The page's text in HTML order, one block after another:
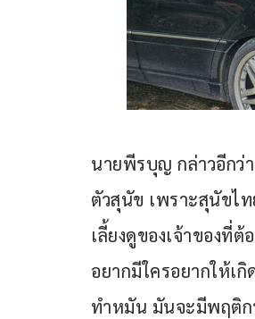
นายพีรบุญ กล่าวอีกว่
ตัวสุนัข เพราะสุนัขไ
เลี้ยงดูของเจ้าของที่
อยากมีใครอยากให้เ
ทำหมัน มันจะมีพฤติก